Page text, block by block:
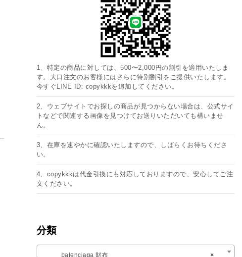
1、特定の商品に対しては、500〜2,000円の割引を適用いたしま
す。大口注文のお客様にはさらに特別割引をご提供いたします。
今すぐLINE ID: copykkkを追加してください。
2、ウェブサイトでお探しの商品が見つからない場合は、公式サイ
トなどで関連する画像を見つけてお送りいただいても構いませ
ん。
3、在庫を速やかに確認いたしますので、しばらくお待ちくださ
い。
4、copykkkは代金引換にも対応しておりますので、安心してご注
文ください。
分類
×
balenciaga 財布